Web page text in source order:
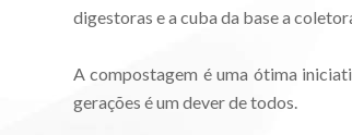
digestoras e a cuba da base a
A compostagem é uma ótima
gerações é um dever de todos.